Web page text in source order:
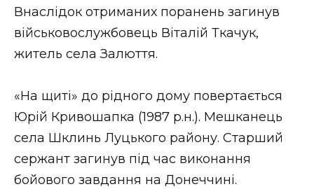
НОВИНИ ЗАХІДНОЇ УКРАЇНИ
ВІДЕО
Внаслідок отриманих поранень загинув
військовослужбовець Віталій Ткачук,
житель села Залюття.
«На щиті» до рідного дому повертається
Юрій Кривошапка (1987 р.н.). Мешканець
села Шклинь Луцького району. Старший
сержант загинув під час виконання
бойового завдання на Донеччині.